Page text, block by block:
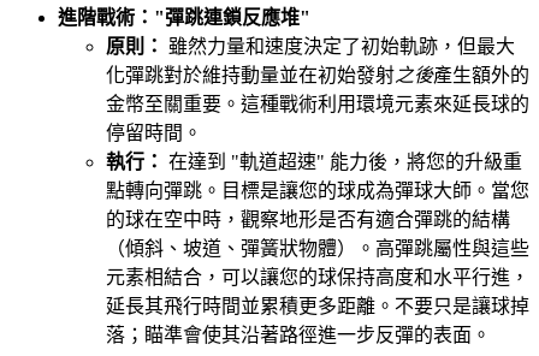
進階戰術："彈跳連鎖反應堆"
原則：
雖然力量和速度決定了初始軌跡，但最大
化彈跳對於維持動量並在初始發射之後產生額外的
金幣至關重要。這種戰術利用環境元素來延長球的
停留時間。
執行： 在達到 "軌道超速" 能力後，將您的升級重
點轉向彈跳。目標是讓您的球成為彈球大師。當您
的球在空中時，觀察地形是否有適合彈跳的結構
（傾斜、坡道、彈簧狀物體）。高彈跳屬性與這些
元素相結合，可以讓您的球保持高度和水平行進，
延長其飛行時間並累積更多距離。不要只是讓球掉
落；瞄準會使其沿著路徑進一步反彈的表面。